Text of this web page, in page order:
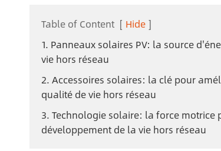
Table of Content [ Hide ]
1. Panneaux solaires PV: la source
vie hors réseau
2. Accessoires solaires: la clé pour
qualité de vie hors réseau
3. Technologie solaire: la force motrice
développement de la vie hors réseau